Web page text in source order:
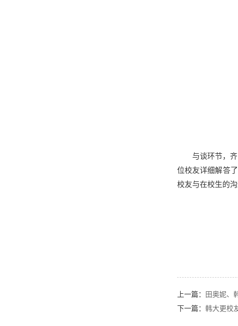
与谈环节，
位校友详细解答
校友与在校生的
上一篇：
田奥妮、
下一篇： 韩大更校